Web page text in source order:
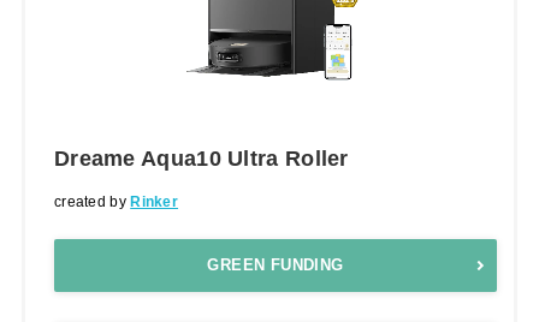
Dreame Aqua10 Ultra Roller
created byRinker
GREEN FUNDING